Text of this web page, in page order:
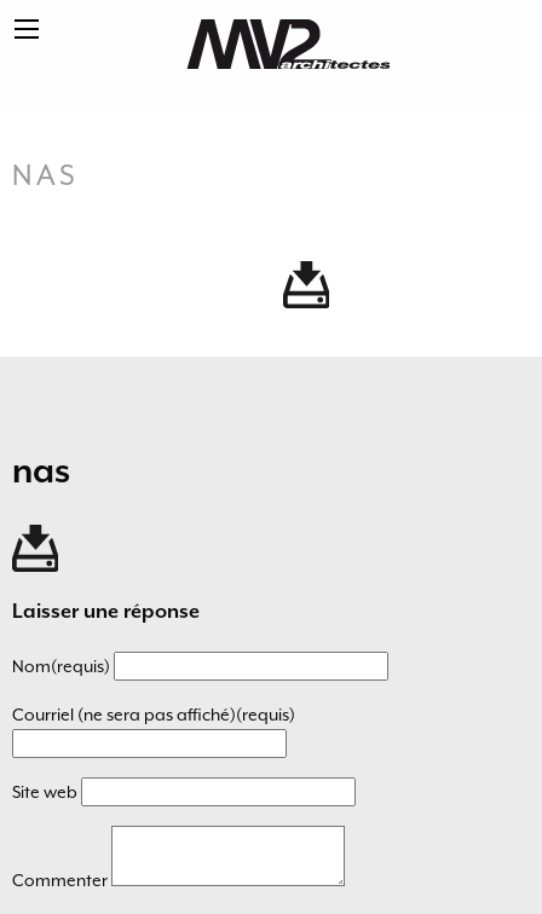
NAS
nas
Laisser une réponse
Nom(requis)
Courriel (ne sera pas affiché)(requis)
Site web
Commenter